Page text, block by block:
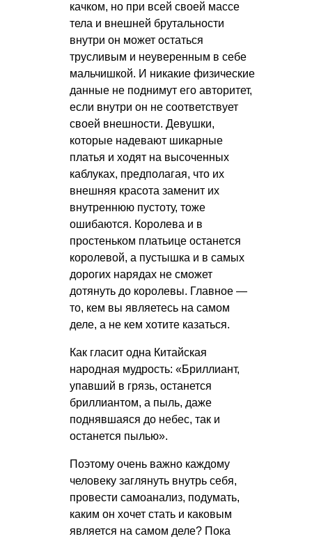
качком, но при всей своей массе
тела и внешней брутальности
внутри он может остаться
трусливым и неуверенным в себе
мальчишкой. И никакие физические
данные не поднимут его авторитет,
если внутри он не соответствует
своей внешности. Девушки,
которые надевают шикарные
платья и ходят на высоченных
каблуках, предполагая, что их
внешняя красота заменит их
внутреннюю пустоту, тоже
ошибаются. Королева и в
простеньком платьице останется
королевой, а пустышка и в самых
дорогих нарядах не сможет
дотянуть до королевы. Главное —
то, кем вы являетесь на самом
деле, а не кем хотите казаться.
Как гласит одна Китайская
народная мудрость: «Бриллиант,
упавший в грязь, останется
бриллиантом, а пыль, даже
поднявшаяся до небес, так и
останется пылью».
Поэтому очень важно каждому
человеку заглянуть внутрь себя,
провести самоанализ, подумать,
каким он хочет стать и каковым
является на самом деле? Пока